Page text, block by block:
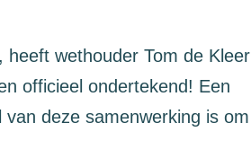
wethouder Tom de Kleer
officieel ondertekend! Een
deze samenwerking is om